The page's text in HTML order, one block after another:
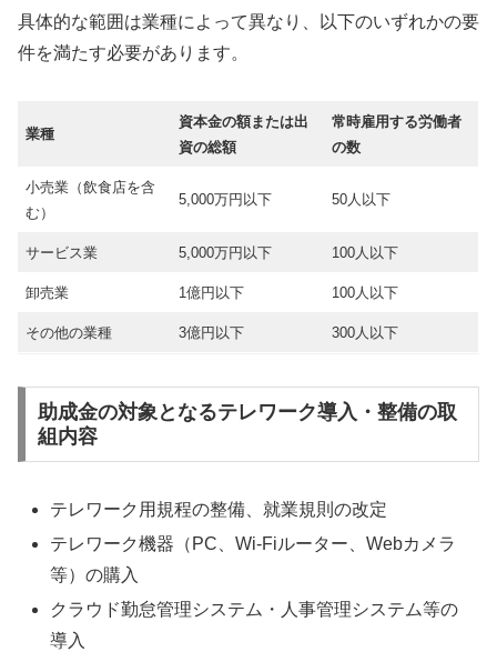
具体的な範囲は業種によって異なり、以下のいずれかの要
件を満たす必要があります。
業種
資本金の額または出
資の総額
常時雇用する労働者
の数
小売業（飲食店を含
む）
5,000万円以下 50人以下
サービス業 5,000万円以下 100人以下
卸売業 1億円以下 100人以下
その他の業種 3億円以下 300人以下
助成金の対象となるテレワーク導入・整備の取
組内容
テレワーク用規程の整備、就業規則の改定
テレワーク機器（PC、Wi-Fiルーター、Webカメラ
等）の購入
クラウド勤怠管理システム・人事管理システム等の
導入